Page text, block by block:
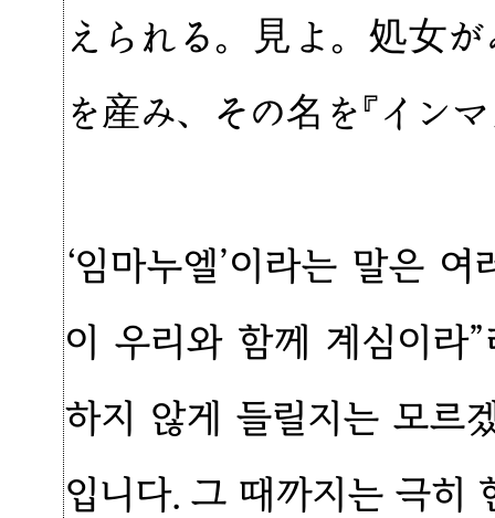
えられる。見よ。処女
を産み、その名を『イン
‘임마누엘’이라는 말은
이 우리와 함께 계심이라
하지 않게 들릴지는 모르
입니다. 그 때까지는 극히